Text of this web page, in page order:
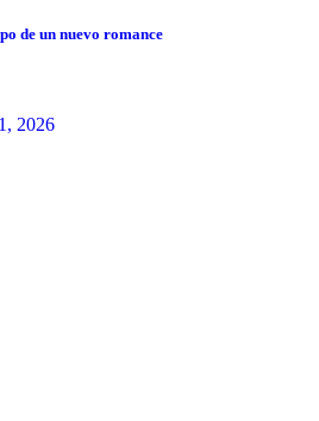
de un nuevo romance
2026